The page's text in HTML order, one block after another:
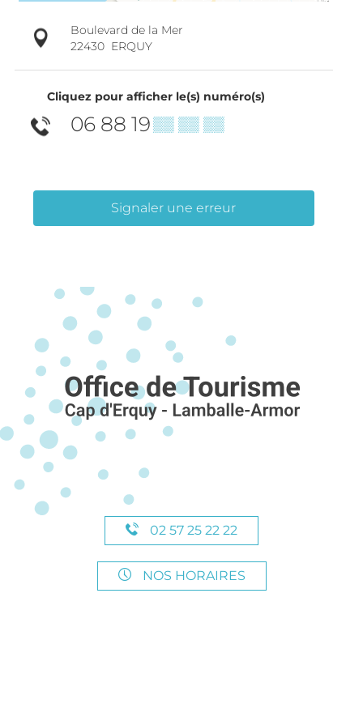
Boulevard de la Mer
22430 ERQUY
Cliquez pour afficher le(s) numéro(s)
06 88 19▒▒ ▒▒ ▒▒
Signaler une erreur
02 57 25 22 22
NOS HORAIRES